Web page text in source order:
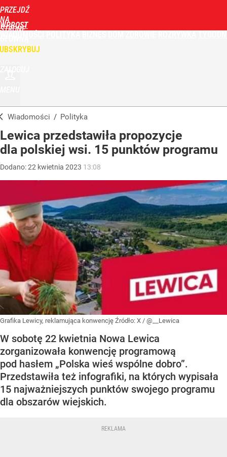
PRZEJDŹ
NA
STRONĘ
WPROST
Wiadomości / Polityka
Lewica przedstawiła propozycje
dla polskiej wsi. 15 punktów programu
Dodano:22 kwietnia 2023 13:08
Grafika Lewicy, reklamująca konwencję Źródło: X / @__Lewica
W sobotę 22 kwietnia Nowa Lewica
zorganizowała konwencję programową
pod hasłem „Polska wieś wspólne dobro”.
Przedstawiła też infografiki, na których wypisała
15 najważniejszych punktów swojego programu
dla obszarów wiejskich.